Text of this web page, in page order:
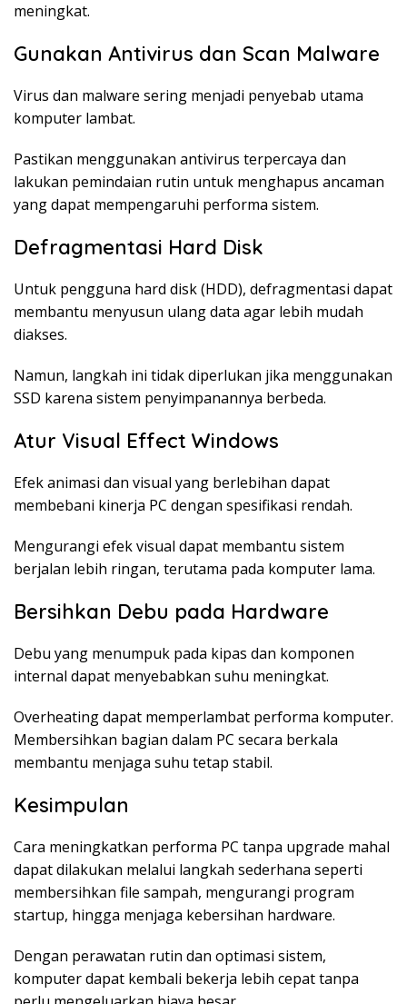
meningkat.
Gunakan Antivirus dan Scan Malware
Virus dan malware sering menjadi penyebab utama
komputer lambat.
Pastikan menggunakan antivirus terpercaya dan
lakukan pemindaian rutin untuk menghapus ancaman
yang dapat mempengaruhi performa sistem.
Defragmentasi Hard Disk
Untuk pengguna hard disk (HDD), defragmentasi dapat
membantu menyusun ulang data agar lebih mudah
diakses.
Namun, langkah ini tidak diperlukan jika menggunakan
SSD karena sistem penyimpanannya berbeda.
Atur Visual Effect Windows
Efek animasi dan visual yang berlebihan dapat
membebani kinerja PC dengan spesifikasi rendah.
Mengurangi efek visual dapat membantu sistem
berjalan lebih ringan, terutama pada komputer lama.
Bersihkan Debu pada Hardware
Debu yang menumpuk pada kipas dan komponen
internal dapat menyebabkan suhu meningkat.
Overheating dapat memperlambat performa komputer.
Membersihkan bagian dalam PC secara berkala
membantu menjaga suhu tetap stabil.
Kesimpulan
Cara meningkatkan performa PC tanpa upgrade mahal
dapat dilakukan melalui langkah sederhana seperti
membersihkan file sampah, mengurangi program
startup, hingga menjaga kebersihan hardware.
Dengan perawatan rutin dan optimasi sistem,
komputer dapat kembali bekerja lebih cepat tanpa